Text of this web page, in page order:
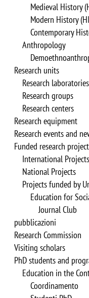
Medieval History
Modern History
Contemporary
Anthropology
Research units
Research
Research groups
Research centers
Research equipment
Research events and
Funded research
International Projects
National Projects
Projects funded by
Education for
Journal Club
pubblicazioni
Research Commission
Visiting scholars
PhD students and
Education in the
Coordinamento